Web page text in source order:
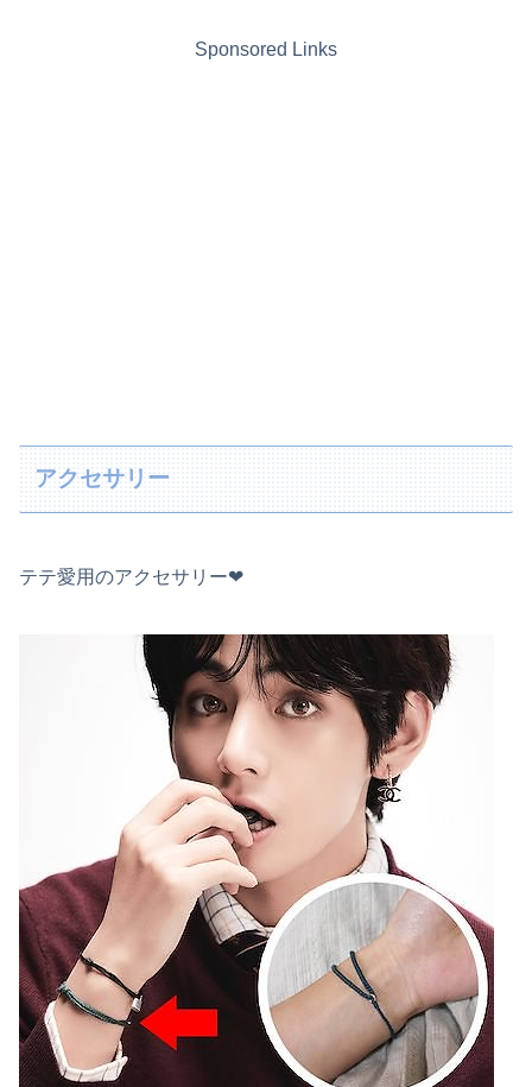
Sponsored Links
アクセサリー
テテ愛用のアクセサリー❤︎